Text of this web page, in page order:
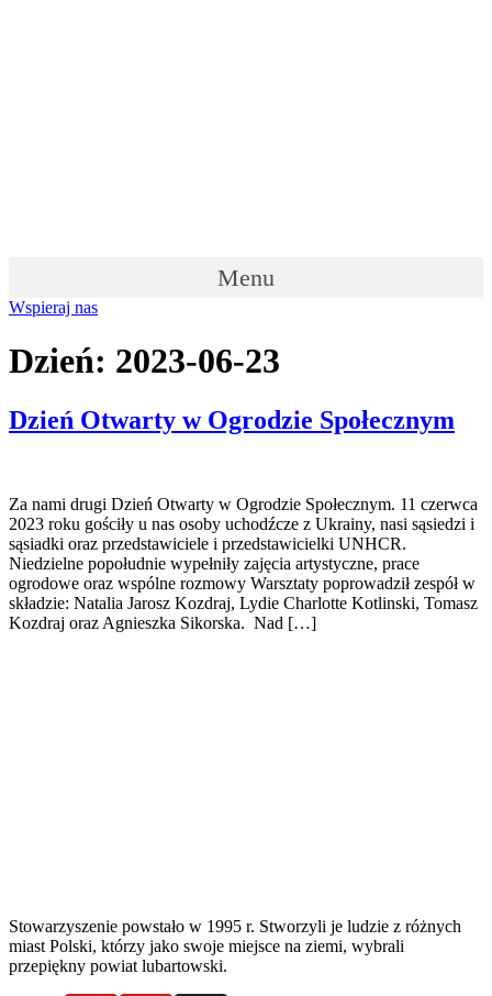
Menu
Wspieraj nas
Dzień: 2023-06-23
Dzień Otwarty w Ogrodzie Społecznym
Za nami drugi Dzień Otwarty w Ogrodzie Społecznym. 11 czerwca
2023 roku gościły u nas osoby uchodźcze z Ukrainy, nasi sąsiedzi i
sąsiadki oraz przedstawiciele i przedstawicielki UNHCR.
Niedzielne popołudnie wypełniły zajęcia artystyczne, prace
ogrodowe oraz wspólne rozmowy Warsztaty poprowadził zespół w
składzie: Natalia Jarosz Kozdraj, Lydie Charlotte Kotlinski, Tomasz
Kozdraj oraz Agnieszka Sikorska. Nad […]
Stowarzyszenie powstało w 1995 r. Stworzyli je ludzie z różnych
miast Polski, którzy jako swoje miejsce na ziemi, wybrali
przepiękny powiat lubartowski.